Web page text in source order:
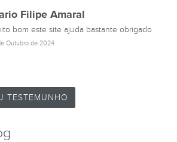
Filipe Amaral
bom este site ajuda bastante obrigado
Outubro de 2024
TESTEMUNHO